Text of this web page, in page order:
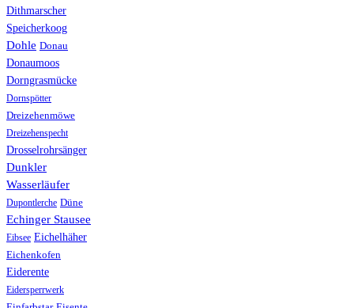
Dithmarscher
Speicherkoog
Dohle Donau
Donaumoos
Dorngrasmücke
Dornspötter
Dreizehenmöwe
Dreizehenspecht
Drosselrohrsänger
Dunkler
Wasserläufer
Dupontlerche Düne
Echinger Stausee
Eibsee Eichelhäher
Eichenkofen
Eiderente
Eidersperrwerk